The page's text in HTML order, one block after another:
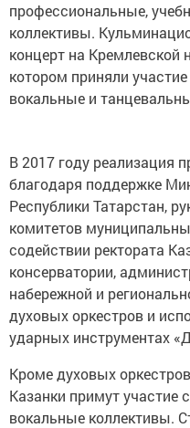
профессиональные,
коллективы.
концерт на Кремлевской
котором приняли
вокальные и
В 2017 году реализация
благодаря поддержке
Республики Татарстан,
комитетов
содействии ректората
консерватории,
набережной и
духовых оркестров и
ударных инструментах
Кроме духовых
Казанки примут участие
вокальные коллективы.